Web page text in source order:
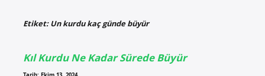
Etiket:Un kurdu kaç günde büyür
Kıl Kurdu Ne Kadar Sürede Büyür